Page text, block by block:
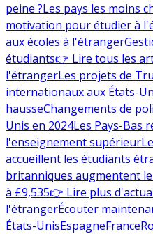
peine ?Les pays les moins
motivation pour étudier à
aux écoles à l'étranger
étudiants👉 Lire tous les
l'étrangerLes projets de
internationaux aux États-
hausseChangements de
Unis en 2024Les Pays-Bas
l'enseignement supérieur
accueillent les étudiants
britanniques augmentent
à £9,535👉 Lire plus
l'étrangerÉcouter
États-UnisEspagneFrance